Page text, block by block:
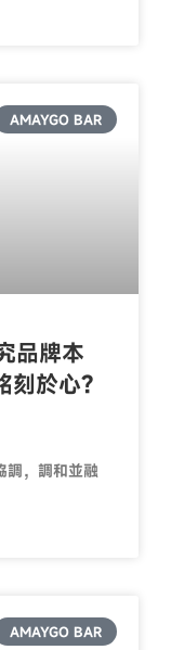
AMAYGO BAR
品牌本
刻於心?
調，調和並融
AMAYGO BAR